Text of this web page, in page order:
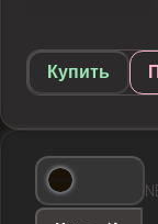
Купить